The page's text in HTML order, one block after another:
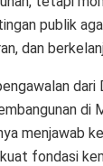
publik
dan
di
menjawab
fondasi